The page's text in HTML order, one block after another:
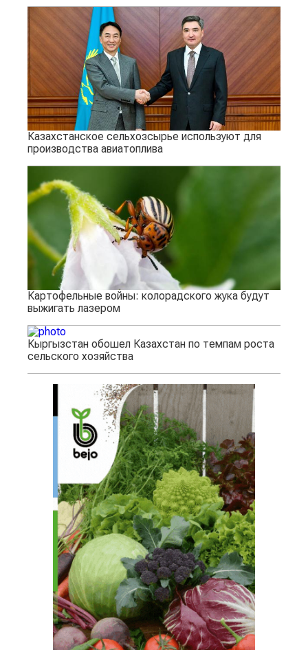
Казахстанское сельхозсырье используют для
производства авиатоплива
Картофельные войны: колорадского жука будут
выжигать лазером
Кыргызстан обошел Казахстан по темпам роста
сельского хозяйства